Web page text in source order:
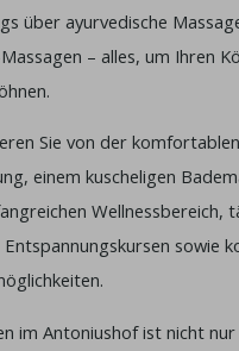
über ayurvedische
– alles, um Ihren
Sie von der komfortablen
einem kuscheligen
Wellnessbereich,
sowie
im Antoniushof ist nicht nur